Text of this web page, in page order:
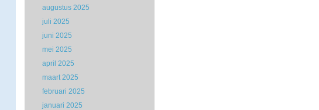
augustus 2025
juli 2025
juni 2025
mei 2025
april 2025
maart 2025
februari 2025
januari 2025